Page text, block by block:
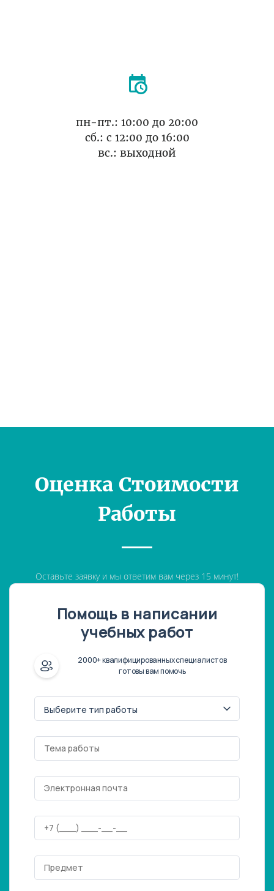
пн-пт.: 10:00 до 20:00
cб.: с 12:00 до 16:00
вс.: выходной
Оценка Стоимости
Работы
Оставьте заявку и мы ответим вам через 15 минут!
Помощь в написании
учебных работ
2000+ квалифицированных специалистов
готовы вам помочь